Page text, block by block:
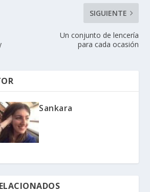
SIGUIENTE
Un conjunto de lencería
para cada ocasión
Sankara